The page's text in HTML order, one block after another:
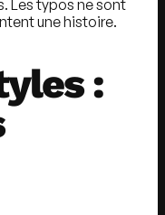
Les typos ne sont
une histoire.
: